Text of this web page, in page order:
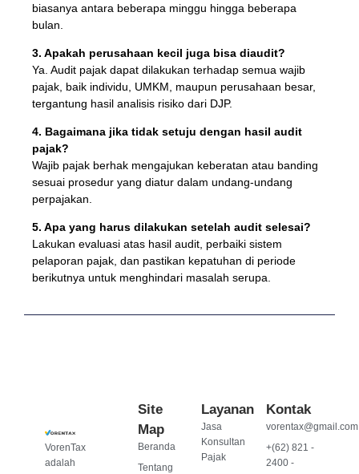
biasanya antara beberapa minggu hingga beberapa
bulan.
3. Apakah perusahaan kecil juga bisa diaudit?
Ya. Audit pajak dapat dilakukan terhadap semua wajib
pajak, baik individu, UMKM, maupun perusahaan besar,
tergantung hasil analisis risiko dari DJP.
4. Bagaimana jika tidak setuju dengan hasil audit
pajak?
Wajib pajak berhak mengajukan keberatan atau banding
sesuai prosedur yang diatur dalam undang-undang
perpajakan.
5. Apa yang harus dilakukan setelah audit selesai?
Lakukan evaluasi atas hasil audit, perbaiki sistem
pelaporan pajak, dan pastikan kepatuhan di periode
berikutnya untuk menghindari masalah serupa.
VorenTax
adalah
Site
Map
Beranda
Tentang
Layanan
Jasa
Konsultan
Pajak
Kontak
vorentax@gmail.com
+(62) 821 -
2400 -